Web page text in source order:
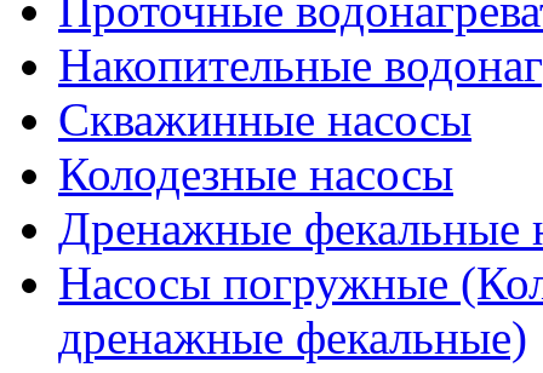
Проточные
Накопительные
Скважинные насосы
Колодезные насосы
Дренажные фекальные
Насосы погружные
дренажные фекальные)